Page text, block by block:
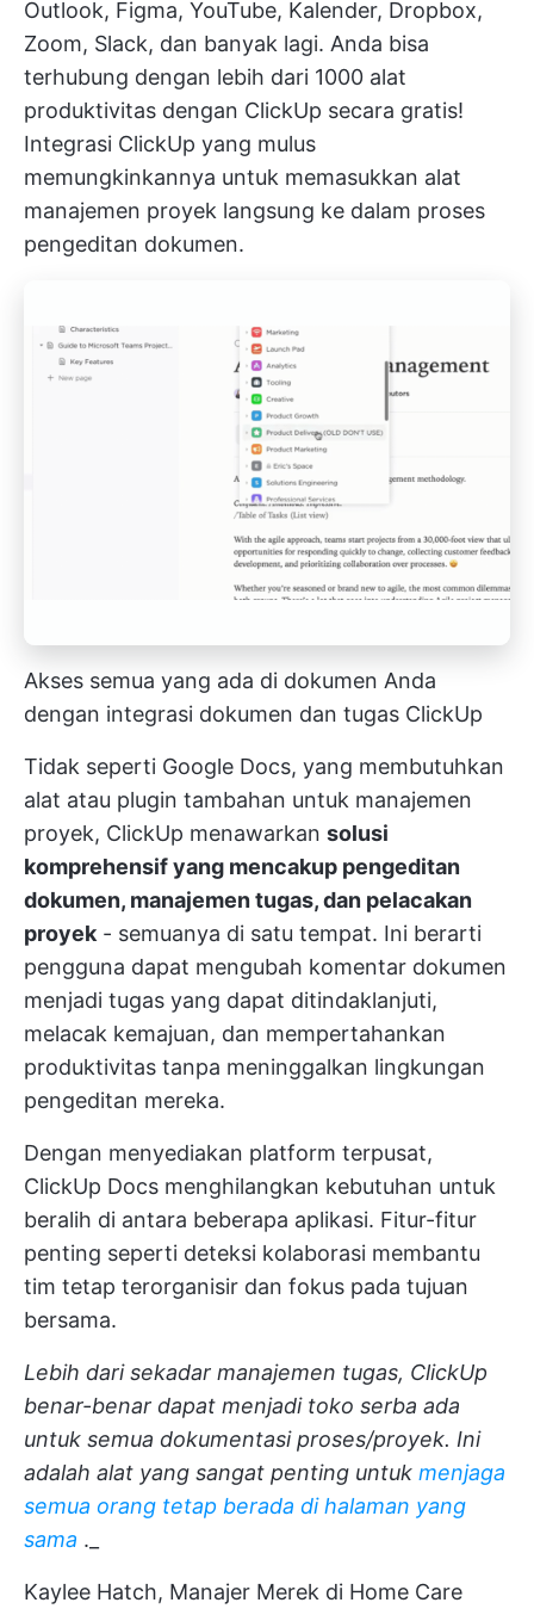
Outlook, Figma, YouTube, Kalender, Dropbox,
Zoom, Slack, dan banyak lagi. Anda bisa
terhubung dengan lebih dari 1000 alat
produktivitas dengan ClickUp secara gratis!
Integrasi ClickUp yang mulus
memungkinkannya untuk memasukkan alat
manajemen proyek langsung ke dalam proses
pengeditan dokumen.
Akses semua yang ada di dokumen Anda
dengan integrasi dokumen dan tugas ClickUp
Tidak seperti Google Docs, yang membutuhkan
alat atau plugin tambahan untuk manajemen
proyek, ClickUp menawarkan solusi
komprehensif yang mencakup pengeditan
dokumen, manajemen tugas, dan pelacakan
proyek - semuanya di satu tempat. Ini berarti
pengguna dapat mengubah komentar dokumen
menjadi tugas yang dapat ditindaklanjuti,
melacak kemajuan, dan mempertahankan
produktivitas tanpa meninggalkan lingkungan
pengeditan mereka.
Dengan menyediakan platform terpusat,
ClickUp Docs menghilangkan kebutuhan untuk
beralih di antara beberapa aplikasi. Fitur-fitur
penting seperti deteksi kolaborasi membantu
tim tetap terorganisir dan fokus pada tujuan
bersama.
Lebih dari sekadar manajemen tugas, ClickUp
benar-benar dapat menjadi toko serba ada
untuk semua dokumentasi proses/proyek. Ini
adalah alat yang sangat penting untuk menjaga
semua orang tetap berada di halaman yang
sama ._
Kaylee Hatch, Manajer Merek di Home Care